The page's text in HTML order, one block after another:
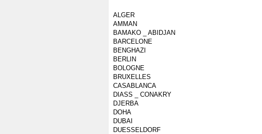
ALGER
AMMAN
BAMAKO _ ABIDJAN
BARCELONE
BENGHAZI
BERLIN
BOLOGNE
BRUXELLES
CASABLANCA
DIASS _ CONAKRY
DJERBA
DOHA
DUBAI
DUESSELDORF